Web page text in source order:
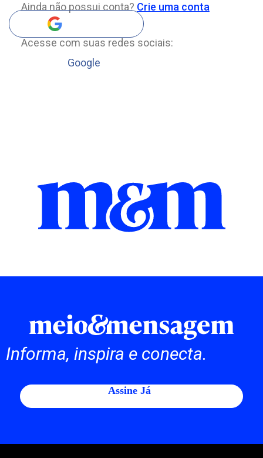
Ainda não possui conta? Crie uma conta
Acesse com suas redes sociais:
Google
Informa, inspira e conecta.
Assine Já